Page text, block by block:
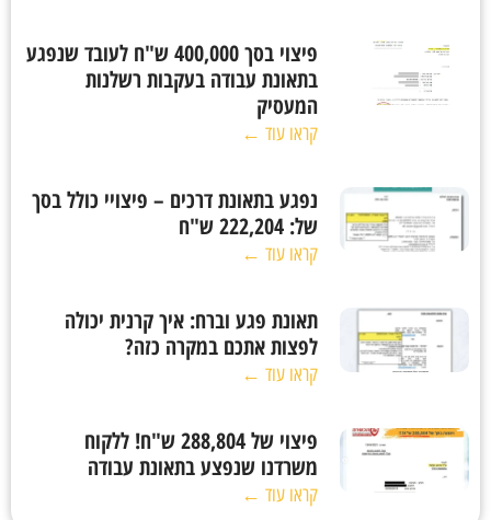
פיצוי בסך 400,000 ש"ח לעובד שנפגע
בתאונת עבודה בעקבות רשלנות
המעסיק
קראו עוד ←
נפגע בתאונת דרכים – פיצויי כולל בסך
של: 222,204 ש"ח
קראו עוד ←
תאונת פגע וברח: איך קרנית יכולה
לפצות אתכם במקרה כזה?
קראו עוד ←
פיצוי של 288,804 ש"ח! ללקוח
משרדנו שנפצע בתאונת עבודה
קראו עוד ←